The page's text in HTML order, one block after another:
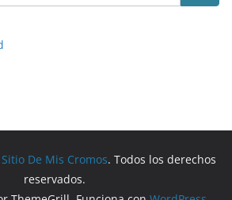
Sitio De Mis Cromos. Todos los derechos
reservados.